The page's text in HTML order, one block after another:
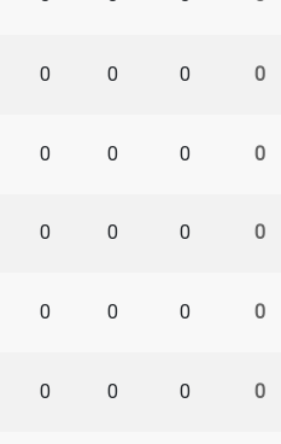
0 0 0 0
0 0 0 0
0 0 0 0
0 0 0 0
0 0 0 0